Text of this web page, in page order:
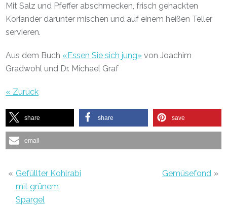
Mit Salz und Pfeffer abschmecken, frisch gehackten
Koriander darunter mischen und auf einem heißen Teller
servieren.
Aus dem Buch «Essen Sie sich jung» von Joachim
Gradwohl und Dr. Michael Graf
« Zurück
share share save
email
« Gefüllter Kohlrabi
mit grünem
Spargel
Gemüsefond »